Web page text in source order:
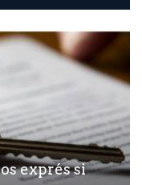
exprés si